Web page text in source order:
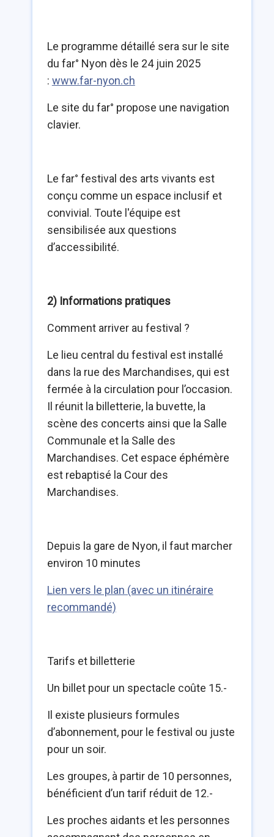
Le programme détaillé sera sur le site
du far° Nyon dès le 24 juin 2025
: www.far-nyon.ch
Le site du far° propose une navigation
clavier.
Le far° festival des arts vivants est
conçu comme un espace inclusif et
convivial. Toute l'équipe est
sensibilisée aux questions
d’accessibilité.
2) Informations pratiques
Comment arriver au festival ?
Le lieu central du festival est installé
dans la rue des Marchandises, qui est
fermée à la circulation pour l’occasion.
Il réunit la billetterie, la buvette, la
scène des concerts ainsi que la Salle
Communale et la Salle des
Marchandises. Cet espace éphémère
est rebaptisé la Cour des
Marchandises.
Depuis la gare de Nyon, il faut marcher
environ 10 minutes
Lien vers le plan (avec un itinéraire
recommandé)
Tarifs et billetterie
Un billet pour un spectacle coûte 15.-
Il existe plusieurs formules
d’abonnement, pour le festival ou juste
pour un soir.
Les groupes, à partir de 10 personnes,
bénéficient d’un tarif réduit de 12.-
Les proches aidants et les personnes